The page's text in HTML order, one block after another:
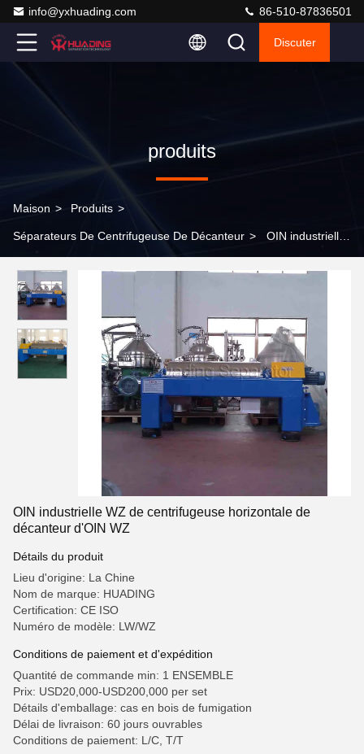
info@yxhuading.com 86-510-87836501
Discuter
produits
Maison > Produits >
Séparateurs De Centrifugeuse De Décanteur > OIN industrielle
OIN industrielle WZ de centrifugeuse horizontale de
décanteur d'OIN WZ
Détails du produit
Lieu d'origine: La Chine
Nom de marque: HUADING
Certification: CE ISO
Numéro de modèle: LW/WZ
Conditions de paiement et d'expédition
Quantité de commande min: 1 ENSEMBLE
Prix: USD20,000-USD200,000 per set
Détails d'emballage: cas en bois de fumigation
Délai de livraison: 60 jours ouvrables
Conditions de paiement: L/C, T/T